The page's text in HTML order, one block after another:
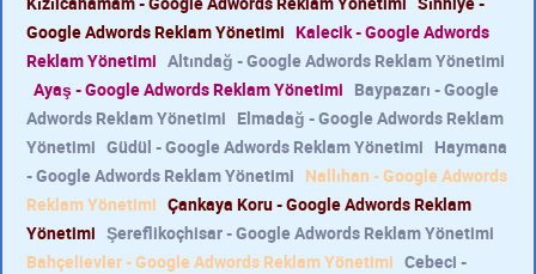
Google Adwords Reklam Yönetimi Kalecik - Google Adwords
Reklam Yönetimi Altındağ - Google Adwords Reklam Yönetimi
Ayaş - Google Adwords Reklam Yönetimi Baypazarı - Google
Adwords Reklam Yönetimi Elmadağ - Google Adwords Reklam
Yönetimi Güdül - Google Adwords Reklam Yönetimi Haymana
- Google Adwords Reklam Yönetimi Nallıhan - Google Adwords
Reklam Yönetimi Çankaya Koru - Google Adwords Reklam
Yönetimi Şereflikoçhisar - Google Adwords Reklam Yönetimi
Bahçelievler - Google Adwords Reklam Yönetimi Cebeci -